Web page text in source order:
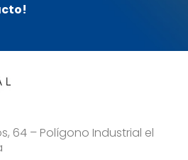
64 – Polígono Industrial el